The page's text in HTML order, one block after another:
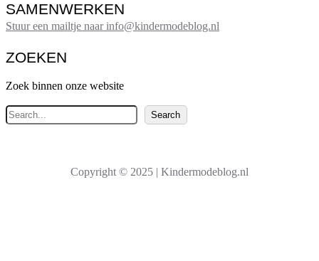
SAMENWERKEN
Stuur een mailtje naar info@kindermodeblog.nl
ZOEKEN
Zoek binnen onze website
Z
o
Search
Copyright © 2025 | Kindermodeblog.nl